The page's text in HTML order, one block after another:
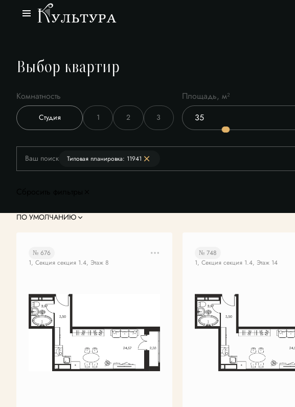
Выбор квартир
Комнатность
Студия 1 2 3
Площадь, м²
Ваш поиск Типовая планировка: 11941
ПО УМОЛЧАНИЮ
№ 676
1, Секция секция 1.4, Этаж 8
№ 748
1, Секция секция 1.4, Этаж 14